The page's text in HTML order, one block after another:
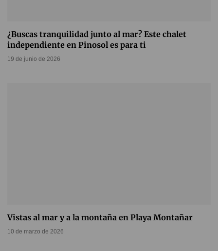
¿Buscas tranquilidad junto al mar? Este chalet
independiente en Pinosol es para ti
19 de junio de 2026
Vistas al mar y a la montaña en Playa Montañar
10 de marzo de 2026